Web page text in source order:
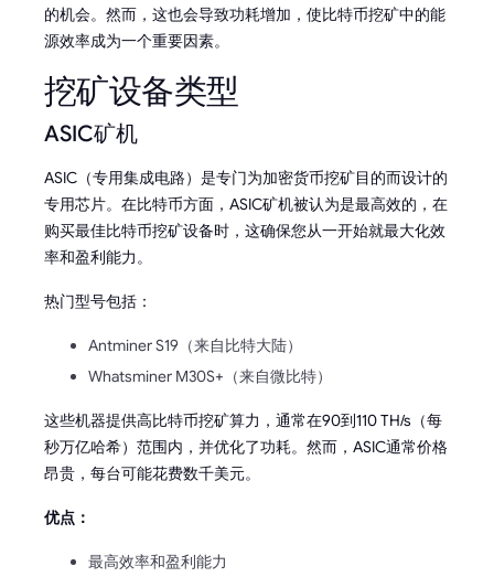
的机会。然而，这也会导致功耗增加，使比特币挖矿中的能
源效率成为一个重要因素。
挖矿设备类型
ASIC矿机
ASIC（专用集成电路）是专门为加密货币挖矿目的而设计的
专用芯片。在比特币方面，ASIC矿机被认为是最高效的，在
购买最佳比特币挖矿设备时，这确保您从一开始就最大化效
率和盈利能力。
热门型号包括：
Antminer S19（来自比特大陆）
Whatsminer M30S+（来自微比特）
这些机器提供高比特币挖矿算力，通常在90到110 TH/s（每
秒万亿哈希）范围内，并优化了功耗。然而，ASIC通常价格
昂贵，每台可能花费数千美元。
优点：
最高效率和盈利能力